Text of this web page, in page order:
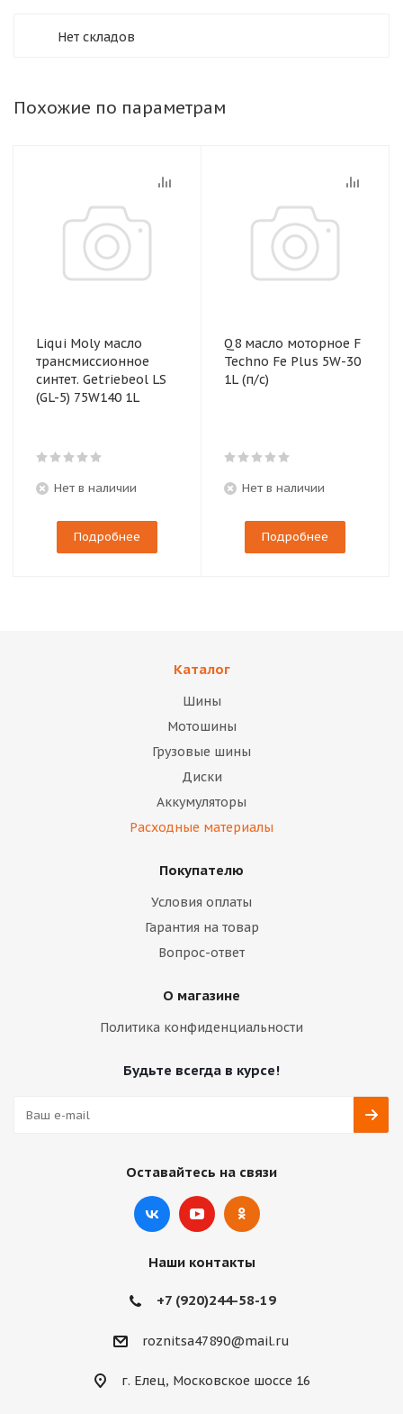
Нет складов
Похожие по параметрам
Liqui Moly масло
трансмиссионное
синтет. Getriebeol LS
(GL-5) 75W140 1L
Нет в наличии
Подробнее
Q8 масло моторное F
Techno Fe Plus 5W-30
1L (п/с)
Нет в наличии
Подробнее
Каталог
Шины
Мотошины
Грузовые шины
Диски
Аккумуляторы
Расходные материалы
Покупателю
Условия оплаты
Гарантия на товар
Вопрос-ответ
О магазине
Политика конфиденциальности
Будьте всегда в курсе!
Оставайтесь на связи
Наши контакты
+7 (920)244-58-19
roznitsa47890@mail.ru
г. Елец, Московское шоссе 16